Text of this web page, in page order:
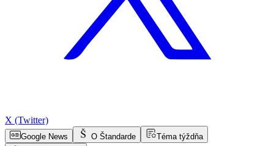
X (Twitter)
Google News O Štandarde
Téma týždňa